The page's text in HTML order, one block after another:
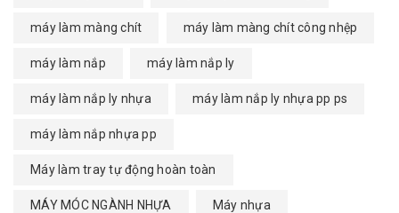
máy làm màng chít máy làm màng chít công nhệp
máy làm nắp máy làm nắp ly
máy làm nắp ly nhựa máy làm nắp ly nhựa pp ps
máy làm nắp nhựa pp
Máy làm tray tự động hoàn toàn
MÁY MÓC NGÀNH NHỰA Máy nhựa